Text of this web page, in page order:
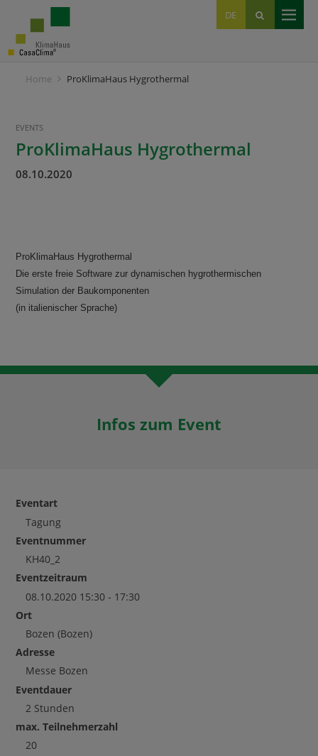
DE
IT
EN
Home ProKlimaHaus Hygrothermal
EVENTS
ProKlimaHaus Hygrothermal
08.10.2020
ProKlimaHaus Hygrothermal
Die erste freie Software zur dynamischen hygrothermischen
Simulation der Baukomponenten
(in italienischer Sprache)
Infos zum Event
Eventart
Tagung
Eventnummer
KH40_2
Eventzeitraum
08.10.2020 15:30 - 17:30
Ort
Bozen (Bozen)
Adresse
Messe Bozen
Eventdauer
2 Stunden
max. Teilnehmerzahl
20